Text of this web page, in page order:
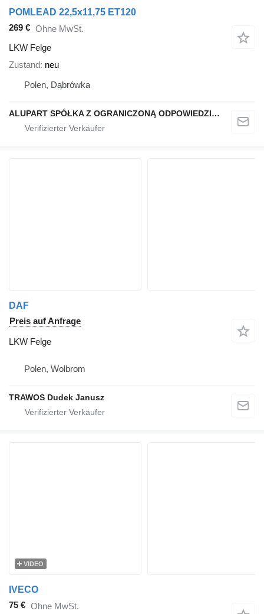
POMLEAD 22,5x11,75 ET120
269 € Ohne MwSt.
LKW Felge
Zustand neu
Polen, Dąbrówka
ALUPART SPÓŁKA Z OGRANICZONĄ ODPOWIEDZIALNOŚCIĄ
DAF
Preis auf Anfrage
LKW Felge
Polen, Wolbrom
TRAWOS Dudek Janusz
VIDEO
IVECO
75 € Ohne MwSt.